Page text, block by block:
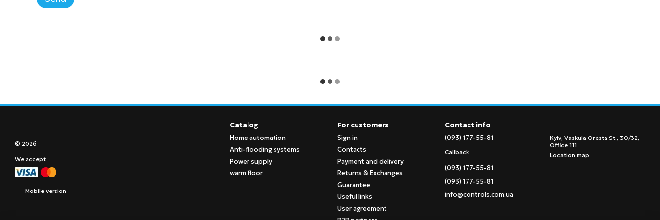
© 2026
We accept
Mobile version
Catalog
Home automation
Anti-flooding systems
Power supply
warm floor
For customers
Sign in
Contacts
Payment and delivery
Returns & Exchanges
Guarantee
Useful links
User agreement
Contact info
(093) 177-55-81
Callback
(093) 177-55-81
(093) 177-55-81
info@controls.com.ua
Kyiv, Vaskula Oresta St., 30/32,
Office 111
Location map